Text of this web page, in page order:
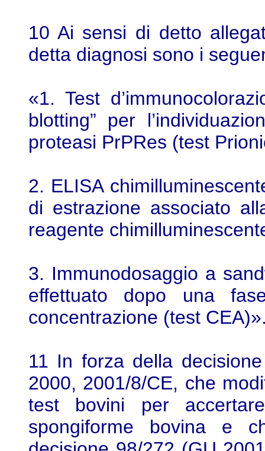
10 Ai sensi di detto
detta diagnosi sono i
«1. Test
blotting” per
proteasi PrPRes (test
2. ELISA
di estrazione associato
reagente
3. Immunodosaggio a
effettuato dopo una
concentrazione (test
11 In forza della
2000, 2001/8/CE, che
test bovini per
spongiforme bovina e